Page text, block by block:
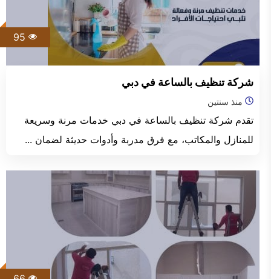
شركة تنظيف بالساعة في دبي
منذ سنتين
تقدم شركة تنظيف بالساعة في دبي خدمات مرنة وسريعة
للمنازل والمكاتب، مع فرق مدربة وأدوات حديثة لضمان ...